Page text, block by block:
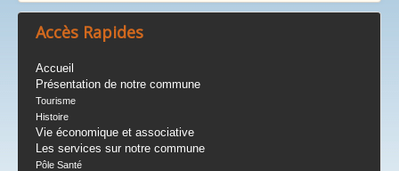
Accès Rapides
Accueil
Présentation de notre commune
Tourisme
Histoire
Vie économique et associative
Les services sur notre commune
Pôle Santé